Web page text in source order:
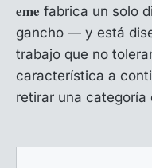
eme fabrica un solo
gancho — y está
trabajo que no
característica a
retirar una categoría